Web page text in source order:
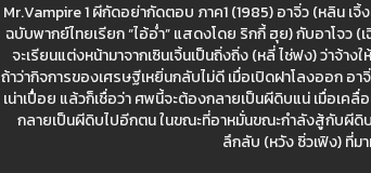
Mr.Vampire 1 ผีกัดอย่ากัดตอบ ภาค1 (1985) อาจิ่ว (หลิน
ฉบับพากย์ไทยเรียก “ไอ้อ่ำ” แสดงโดย ริกกี้ ฮุย) กับอาโจว
จะเรียนแต่งหน้ามาจากเซินเจิ้นเป็นถิ่งถิ่ง (หลี่ ไช่ฟง) ว่าจ้
ถ้าว่ากิจการของเศรษฐีเหยิ่นกลับไม่ดี เมื่อเปิดฝาโลงออก อ
เน่าเปื่อย แล้วก็เชื่อว่า ศพนี้จะต้องกลายเป็นผีดิบแน่ เมื่อเ
กลายเป็นผีดิบไปอีกตน ในขณะที่อาหมั่นขณะกำลังสู้กับผี
ลึกลับ (หวัง ซิ่วเฟิง) ที่